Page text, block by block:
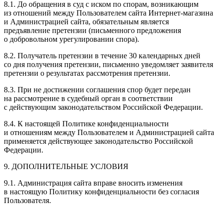
8.1. До обращения в суд с иском по спорам, возникающим
из отношений между Пользователем сайта Интернет-магазина
и Администрацией сайта, обязательным является
предъявление претензии (письменного предложения
о добровольном урегулировании спора).
8.2. Получатель претензии в течение 30 календарных дней
со дня получения претензии, письменно уведомляет заявителя
претензии о результатах рассмотрения претензии.
8.3. При не достижении соглашения спор будет передан
на рассмотрение в судебный орган в соответствии
с действующим законодательством Российской Федерации.
8.4. К настоящей Политике конфиденциальности
и отношениям между Пользователем и Администрацией сайта
применяется действующее законодательство Российской
Федерации.
9. ДОПОЛНИТЕЛЬНЫЕ УСЛОВИЯ
9.1. Администрация сайта вправе вносить изменения
в настоящую Политику конфиденциальности без согласия
Пользователя.